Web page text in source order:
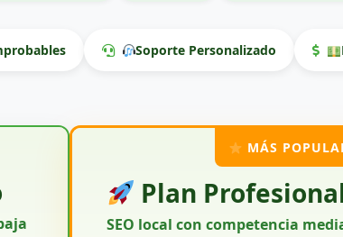
Soporte Personalizado
MÁS
Plan
SEO local con competencia